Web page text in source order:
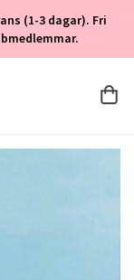
(1-3 dagar). Fri